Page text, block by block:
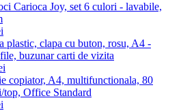
Carioca Joy, set 6 culori - lavabile,
plastic, clapa cu buton, rosu, A4 -
buzunar carti de vizita
copiator, A4, multifunctionala, 80
top, Office Standard